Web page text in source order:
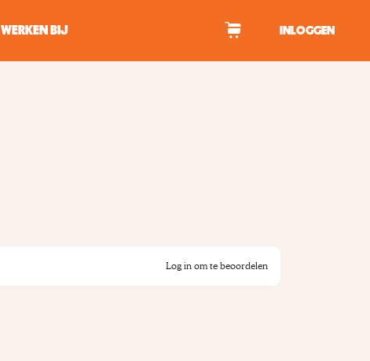
WERKEN BIJ INLOGGEN
Log in om te beoordelen